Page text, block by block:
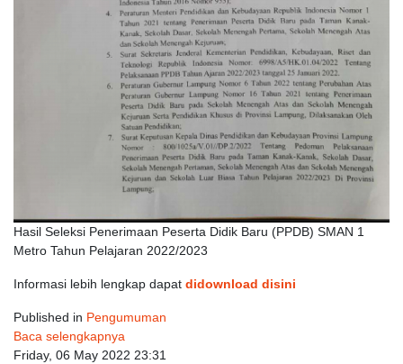
Hasil Seleksi Penerimaan Peserta Didik Baru (PPDB) SMAN 1
Metro Tahun Pelajaran 2022/2023
Informasi lebih lengkap dapat didownload disini
Published in Pengumuman
Baca selengkapnya
Friday, 06 May 2022 23:31